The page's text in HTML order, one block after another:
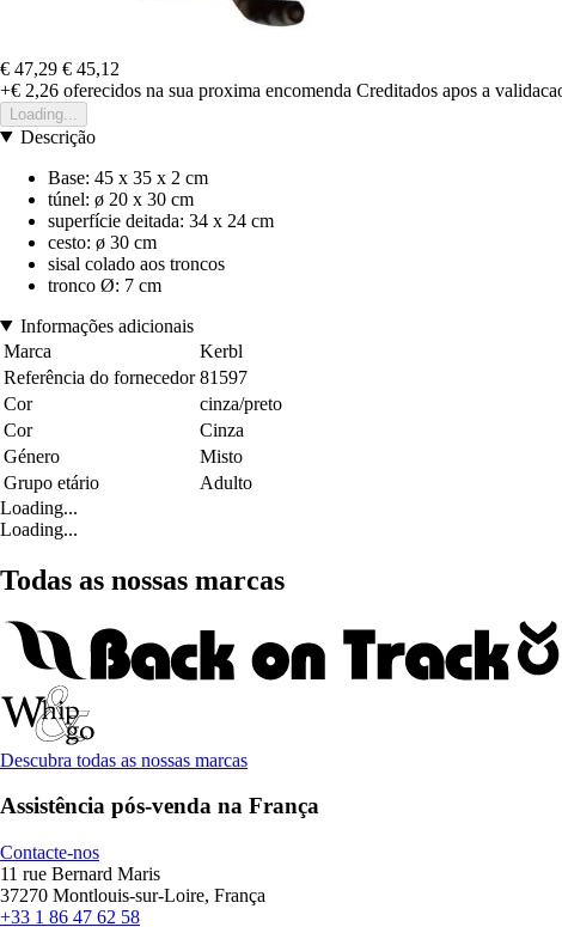
€ 47,29 € 45,12
+€ 2,26 oferecidos na sua proxima encomenda Creditados apos a
Loading...
Descrição
Base: 45 x 35 x 2 cm
túnel: ø 20 x 30 cm
superfície deitada: 34 x 24 cm
cesto: ø 30 cm
sisal colado aos troncos
tronco Ø: 7 cm
Informações adicionais
Marca
Kerbl
Referência do fornecedor 81597
Cor
cinza/preto
Cor
Cinza
Género
Misto
Grupo etário
Adulto
Loading...
Loading...
Todas as nossas marcas
Descubra todas as nossas marcas
Assistência pós-venda na França
Contacte-nos
11 rue Bernard Maris
37270 Montlouis-sur-Loire, França
+33 1 86 47 62 58